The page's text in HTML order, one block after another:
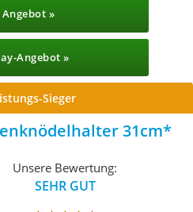
Angebot »
Angebot »
Sieger
31cm
Unsere Bewertung:
SEHR GUT